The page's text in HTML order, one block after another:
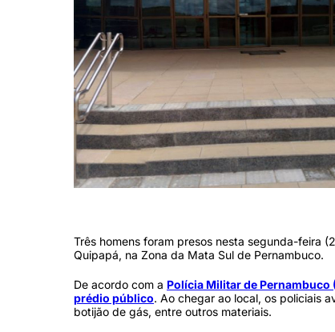
Três homens foram presos nesta segunda-feira
Quipapá, na Zona da Mata Sul de Pernambuco.
De acordo com a Polícia Militar de Pernambuco
prédio público. Ao chegar ao local, os policiais
botijão de gás, entre outros materiais.